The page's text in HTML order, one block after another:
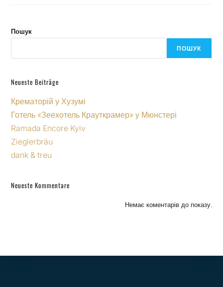
Пошук
ПОШУК
Neueste Beiträge
Крематорій у Хузумі
Готель «Зеехотель Крауткрамер» у Мюнстері
Ramada Encore Kyiv
Zieglerbräu
dank & treu
Neueste Kommentare
Немає коментарів до показу.